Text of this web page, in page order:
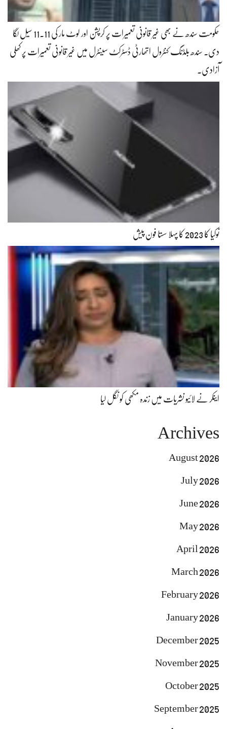
حکومت سندھ نے بھی غیر قانونی تعمیرات پر کرپشن اور لوٹ مار کی 11.11 سیل لگا
دی۔ سندھ بلڈنگ کنٹرول اتھارٹی ڈسٹرکٹ سینٹرل میں غیر قانونی تعمیرات پر کھلی
آزادی۔
نوکیا کا 2023 کا پہلا سستا فون پیش
اینکر نے لائیو نشریات میں زندہ مکھی کو نگل لیا
Archives
August 2026
July 2026
June 2026
May 2026
April 2026
March 2026
February 2026
January 2026
December 2025
November 2025
October 2025
September 2025